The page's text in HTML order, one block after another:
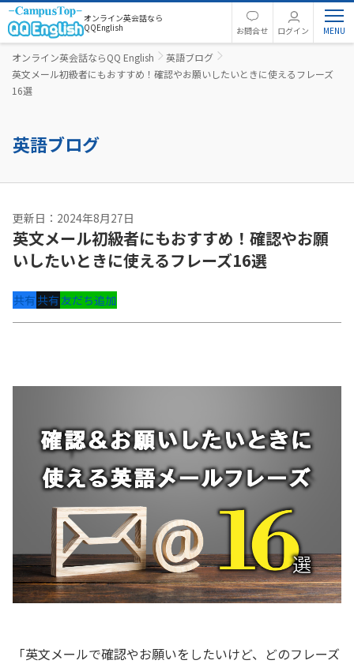
オンライン英会話なら
QQEnglish
お問合せ ログイン
オンライン英会話ならQQ English
英語ブログ
英文メール初級者にもおすすめ！確認やお願いしたいときに使えるフレーズ
16選
英語ブログ
更新日：2024年8月27日
英文メール初級者にもおすすめ！確認やお願
いしたいときに使えるフレーズ16選
共有共有友だち追加
「英文メールで確認やお願いをしたいけど、どのフレーズ